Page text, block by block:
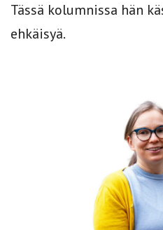
Tässä kolumnissa hän
ehkäisyä.